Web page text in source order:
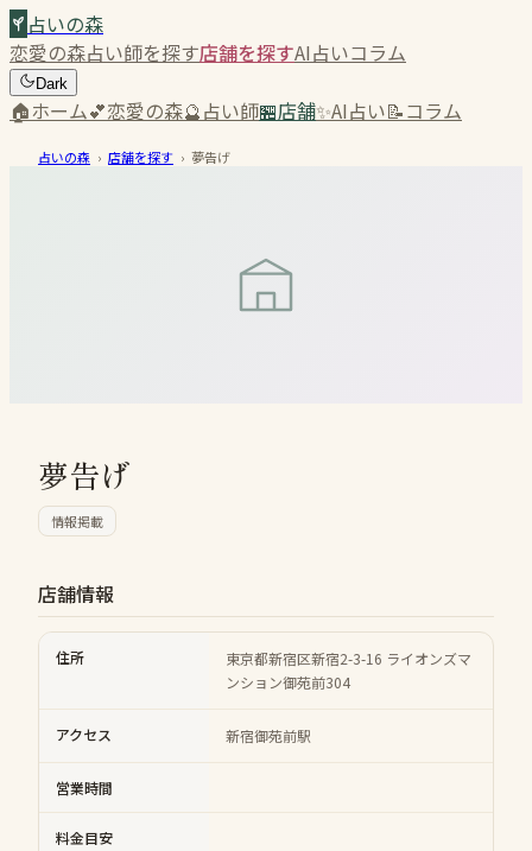
占いの森
恋愛の森占い師を探す店舗を探すAI占いコラム
Dark
🏠ホーム💕恋愛の森🔮占い師🏪店舗✨AI占い📝コラム
占いの森 › 店舗を探す › 夢告げ
夢告げ
情報掲載
店舗情報
住所
東京都新宿区新宿2-3-16 ライオンズマ
ンション御苑前304
アクセス 新宿御苑前駅
営業時間
料金目安